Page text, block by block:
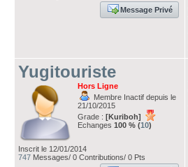
Message Privé
Yugitouriste
Hors Ligne
Membre Inactif depuis le
21/10/2015
Grade : [Kuriboh]
Echanges 100 % (10)
Inscrit le 12/01/2014
747 Messages/ 0 Contributions/ 0 Pts